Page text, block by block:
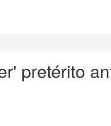
pretérito